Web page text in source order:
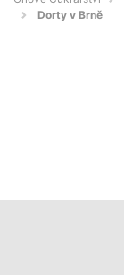
Dorty v Brně